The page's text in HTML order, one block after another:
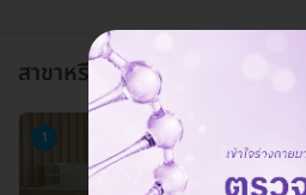
สาขาหรือแผนกที่ให้บริการ
1